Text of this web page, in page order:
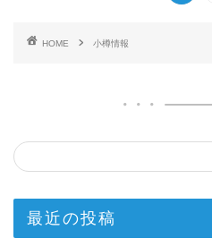
HOME 小樽情報
最近の投稿